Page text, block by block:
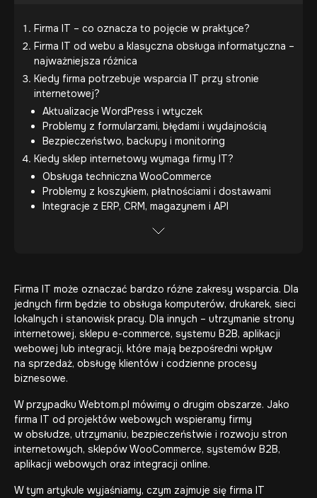
Firma IT – co oznacza to pojęcie w praktyce?
Firma IT od webu a klasyczna obsługa informatyczna –
najważniejsza różnica
Kiedy firma potrzebuje wsparcia IT przy stronie
internetowej?
Aktualizacje WordPress i wtyczek
Problemy z formularzami, błędami i wydajnością
Bezpieczeństwo, backupy i monitoring
Kiedy sklep internetowy wymaga firmy IT?
Obsługa techniczna WooCommerce
Problemy z koszykiem, płatnościami i dostawami
Integracje z ERP, CRM, magazynem i API
Firma IT może oznaczać bardzo różne zakresy wsparcia. Dla
jednych firm będzie to obsługa komputerów, drukarek, sieci
lokalnych i stanowisk pracy. Dla innych – utrzymanie strony
internetowej, sklepu e-commerce, systemu B2B, aplikacji
webowej lub integracji, które mają bezpośredni wpływ
na sprzedaż, obsługę klientów i codzienne procesy
biznesowe.
W przypadku Webtom.pl mówimy o drugim obszarze. Jako
firma IT od projektów webowych wspieramy firmy
w obsłudze, utrzymaniu, bezpieczeństwie i rozwoju stron
internetowych, sklepów WooCommerce, systemów B2B,
aplikacji webowych oraz integracji online.
W tym artykule wyjaśniamy, czym zajmuje się firma IT